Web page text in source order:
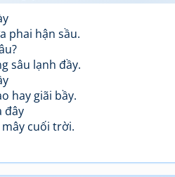
phai hận sầu.
sâu lạnh đầy.
hay giãi bầy.
đây
cuối trời.